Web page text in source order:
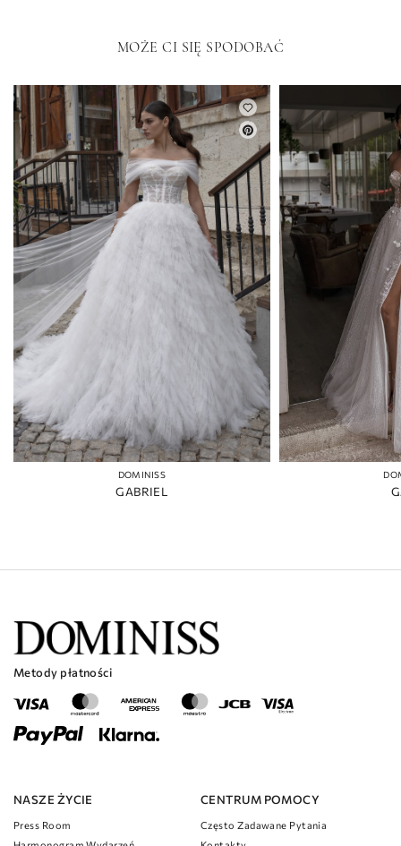
MOŻE CI SIĘ SPODOBAĆ
DOMINISS
GABRIEL
NASZE ŻYCIE
Press Room
CENTRUM POMOCY
Często Zadawane Pytania
Metody płatności